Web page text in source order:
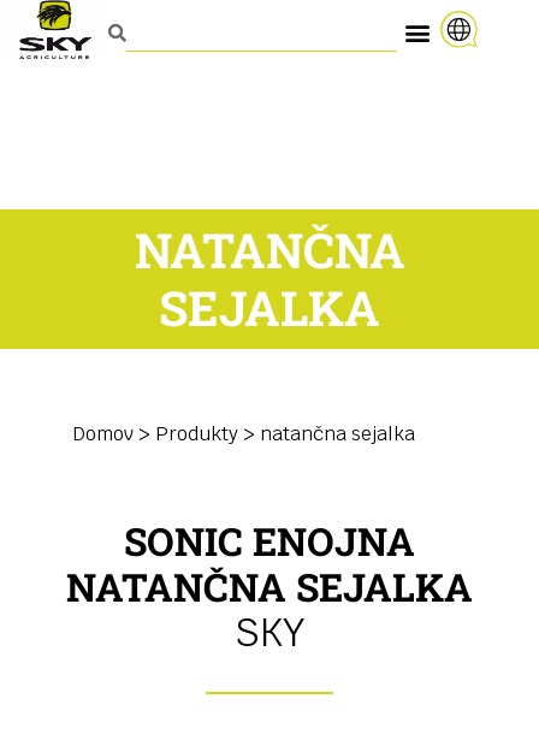
NATANČNA
SEJALKA
Domov > Produkty > natančna sejalka
SONIC ENOJNA
NATANČNA SEJALKA
SKY